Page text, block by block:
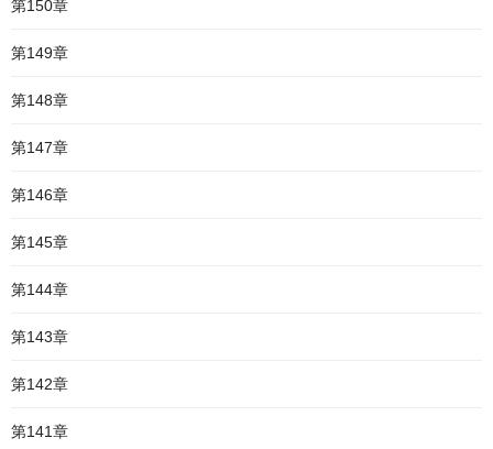
第150章
第149章
第148章
第147章
第146章
第145章
第144章
第143章
第142章
第141章